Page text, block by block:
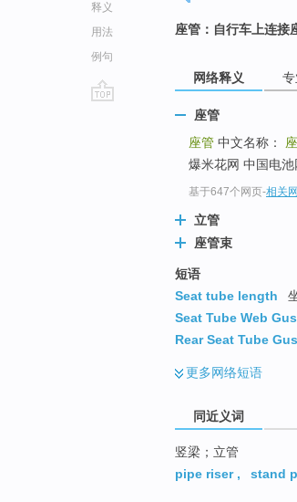
释义
用法
例句
座管：自行车上连接
网络释义
座管
座管 中文名称：
爆米花网 中国电
基于647个网页-相关
立管
座管束
短语
Seat tube length
Seat Tube Web
Rear Seat Tube
更多网络短语
同近义词
竖梁；立管
pipe riser, stand